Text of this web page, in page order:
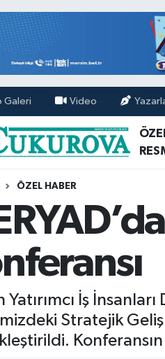
Galeri Video
ÖZEL HABER
Yatırımcı İş
Stratejik
Haritası